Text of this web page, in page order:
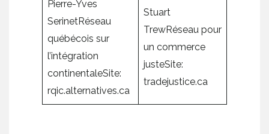
Pierre-Yves
SerinetRéseau
québécois sur
l’intégration
continentaleSite:
rqic.alternatives.ca
Stuart
TrewRéseau pour
un commerce
justeSite:
tradejustice.ca